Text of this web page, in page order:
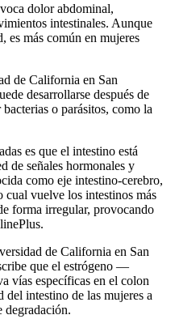
dolor abdominal,
intestinales. Aunque
es más común en mujeres
de California en San
desarrollarse después de
o parásitos, como la
es que el intestino está
de señales hormonales y
como eje intestino-cerebro,
cual vuelve los intestinos más
forma irregular, provocando
de California en San
que el estrógeno —
vías específicas en el colon
del intestino de las mujeres a
degradación.